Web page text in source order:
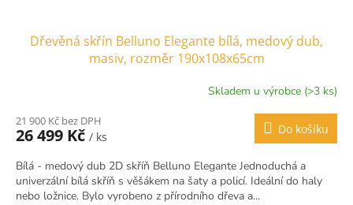
Dřevěná skřín Belluno Elegante bílá, medový dub,
masiv, rozměr 190x108x65cm
Skladem u výrobce (>3 ks)
21 900 Kč bez DPH
26 499 Kč / ks
Do košíku
Bílá - medový dub 2D skříň Belluno Elegante Jednoduchá a
univerzální bílá skříň s věšákem na šaty a policí. Ideální do haly
nebo ložnice. Bylo vyrobeno z přírodního dřeva a...